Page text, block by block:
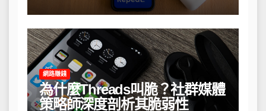
網路賺錢
為什麼Threads叫脆？社群媒體
策略師深度剖析其脆弱性